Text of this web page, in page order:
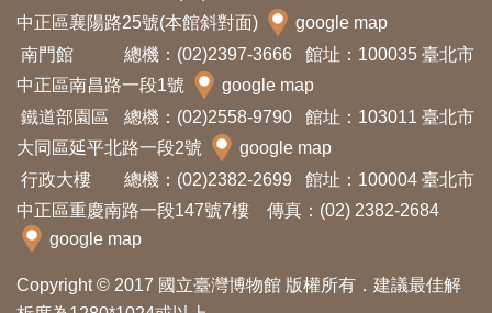
中正區襄陽路25號(本館斜對面)
google map
南門館
總機：(02)2397-3666
館址：100035 臺北市
中正區南昌路一段1號
google map
鐵道部園區
總機：(02)2558-9790
館址：103011 臺北市
大同區延平北路一段2號
google map
行政大樓
總機：(02)2382-2699
館址：100004 臺北市
中正區重慶南路一段147號7樓 傳真：(02) 2382-2684
google map
Copyright © 2017 國立臺灣博物館 版權所有．建議最佳解